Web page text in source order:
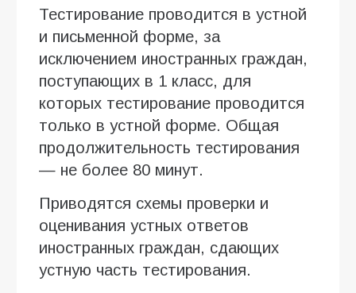
Тестирование проводится в устной
и письменной форме, за
исключением иностранных граждан,
поступающих в 1 класс, для
которых тестирование проводится
только в устной форме. Общая
продолжительность тестирования
— не более 80 минут.
Приводятся схемы проверки и
оценивания устных ответов
иностранных граждан, сдающих
устную часть тестирования.